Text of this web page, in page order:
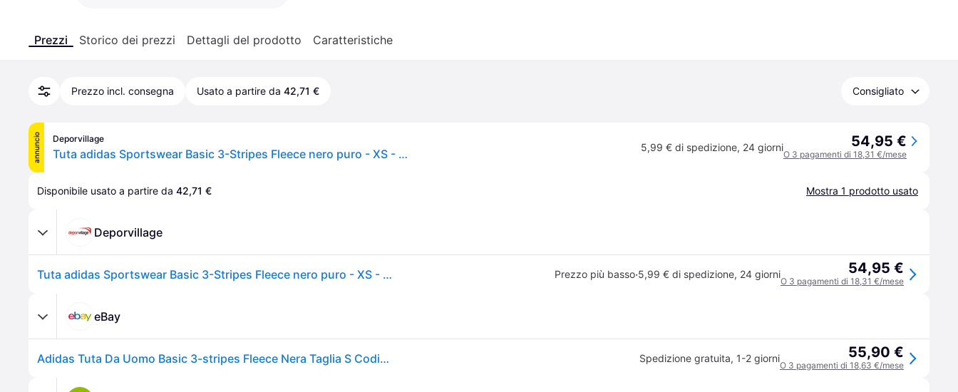
Prezzi Storico dei prezzi Dettagli del prodotto Caratteristiche
Prezzo incl. consegna Usato a partire da 42,71 € Consigliato
annuncio Deporvillage
Tuta adidas Sportswear Basic 3-Stripes Fleece nero puro - XS - Black 5,99 € di spedizione, 24 giorni 54,95 €
O 3 pagamenti di 18,31 €/mese
Disponibile usato a partire da 42,71 € Mostra 1 prodotto usato
Deporvillage
Tuta adidas Sportswear Basic 3-Stripes Fleece nero puro - XS - Black Prezzo più basso·5,99 € di spedizione, 24 giorni 54,95 €
O 3 pagamenti di 18,31 €/mese
eBay
Adidas Tuta Da Uomo Basic 3-stripes Fleece Nera Taglia S Codice Ji8878 Spedizione gratuita, 1-2 giorni 55,90 €
O 3 pagamenti di 18,63 €/mese